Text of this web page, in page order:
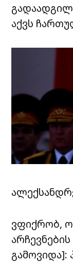
აქვს
ვფიქრობ,